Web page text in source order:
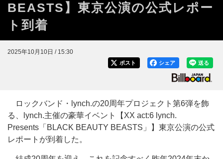
BEASTS】東京公演の公式レポー
ト到着
2025年10月10日 / 15:30
送る
シェア
ポスト
ロックバンド・lynch.の20周年プロジェクト第6弾を飾
る、lynch.主催の豪華イベント【XX act:6 lynch.
Presents「BLACK BEAUTY BEASTS」】東京公演の公式
レポートが到着した。